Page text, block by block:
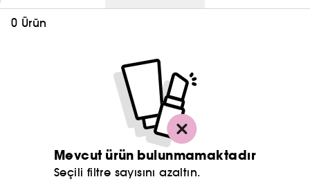
0 Ürün
Mevcut ürün bulunmamaktadır
Seçili filtre sayısını azaltın.